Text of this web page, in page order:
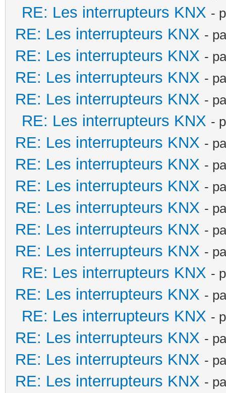
RE: Les interrupteurs KNX -
RE: Les interrupteurs KNX -
RE: Les interrupteurs KNX -
RE: Les interrupteurs KNX -
RE: Les interrupteurs KNX -
RE: Les interrupteurs KNX -
RE: Les interrupteurs KNX -
RE: Les interrupteurs KNX -
RE: Les interrupteurs KNX -
RE: Les interrupteurs KNX -
RE: Les interrupteurs KNX -
RE: Les interrupteurs KNX -
RE: Les interrupteurs KNX -
RE: Les interrupteurs KNX -
RE: Les interrupteurs KNX -
RE: Les interrupteurs KNX -
RE: Les interrupteurs KNX -
RE: Les interrupteurs KNX -